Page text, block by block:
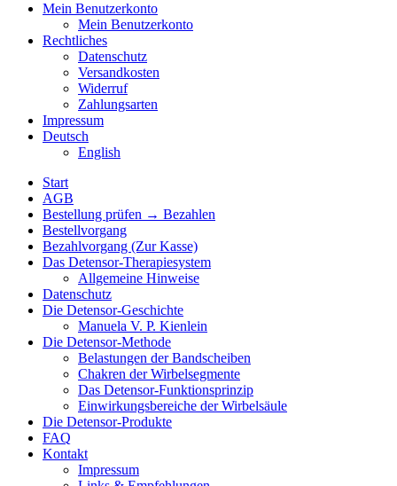
Mein Benutzerkonto
Mein Benutzerkonto
Rechtliches
Datenschutz
Versandkosten
Widerruf
Zahlungsarten
Impressum
Deutsch
English
Start
AGB
Bestellung prüfen → Bezahlen
Bestellvorgang
Bezahlvorgang (Zur Kasse)
Das Detensor-Therapiesystem
Allgemeine Hinweise
Datenschutz
Die Detensor-Geschichte
Manuela V. P. Kienlein
Die Detensor-Methode
Belastungen der Bandscheiben
Chakren der Wirbelsegmente
Das Detensor-Funktionsprinzip
Einwirkungsbereiche der Wirbelsäule
Die Detensor-Produkte
FAQ
Kontakt
Impressum